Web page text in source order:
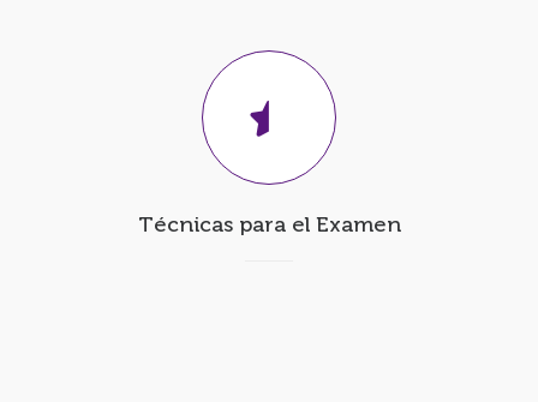
Técnicas para el Examen